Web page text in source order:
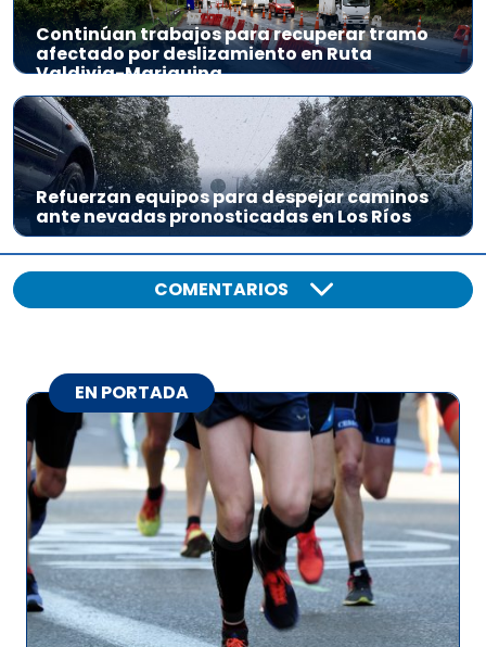
Continúan trabajos para recuperar tramo
afectado por deslizamiento en Ruta
Valdivia-Mariquina
Refuerzan equipos para despejar caminos
ante nevadas pronosticadas en Los Ríos
COMENTARIOS
EN PORTADA